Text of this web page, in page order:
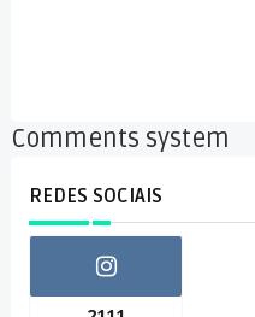
Comments system
REDES SOCIAIS